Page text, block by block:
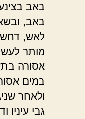
באב
באב,
לאש,
מותר
אסורה
במים
ולאחר
גבי עיניו